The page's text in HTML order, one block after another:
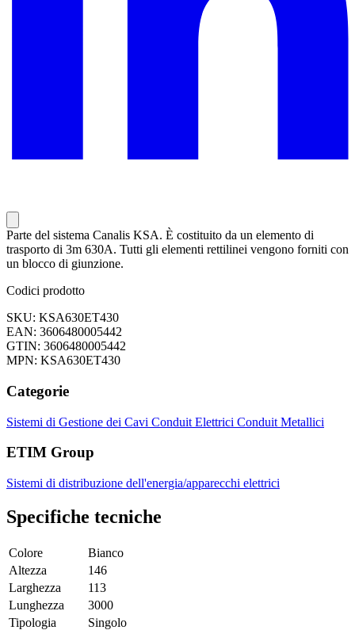
Parte del sistema Canalis KSA. È costituito da un elemento di
trasporto di 3m 630A. Tutti gli elementi rettilinei vengono forniti con
un blocco di giunzione.
Codici prodotto
SKU: KSA630ET430
EAN: 3606480005442
GTIN: 3606480005442
MPN: KSA630ET430
Categorie
Sistemi di Gestione dei Cavi Conduit Elettrici Conduit Metallici
ETIM Group
Sistemi di distribuzione dell'energia/apparecchi elettrici
Specifiche tecniche
Colore
Bianco
Altezza
146
Larghezza
113
Lunghezza
3000
Tipologia
Singolo